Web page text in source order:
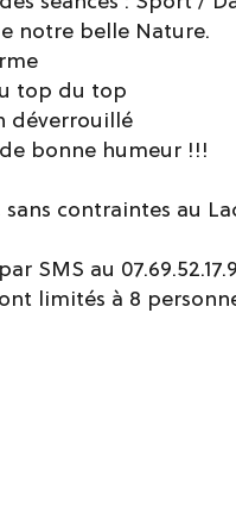
notre belle Nature.
top du top
déverrouillé
bonne humeur !!!
contraintes au
SMS au
limités à 8